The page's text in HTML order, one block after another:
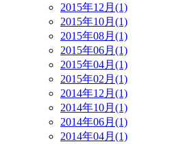
2015年12月(1)
2015年10月(1)
2015年08月(1)
2015年06月(1)
2015年04月(1)
2015年02月(1)
2014年12月(1)
2014年10月(1)
2014年06月(1)
2014年04月(1)